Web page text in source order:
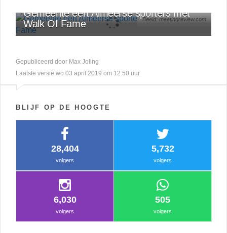
Beeld: meetingreview.com
Gemeente eert Almeerse sporters met
Walk Of Fame
Gepubliceerd door Max Joling
Laatste versie wo 03 april 2019 om 12.50 uur
BLIJF OP DE HOOGTE
28,404
volgers
5,732
volgers
6,030
volgers
505
volgers